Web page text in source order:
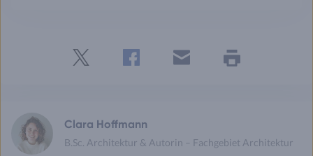
Clara Hoffmann
B.Sc. Architektur & Autorin – Fachgebiet Architektur